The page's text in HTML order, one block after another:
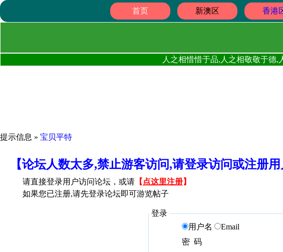
首页 新澳区 香港
人之相惜惜于品,人之相敬敬于德
提示信息 » 宝贝平特
【论坛人数太多,禁止游客访问,请登录访问或注册
请直接登录用户访问论坛，或请 【 点这里注册】
如果您已注册,请先登录论坛即可游览帖子
登录
用户名
Email
密 码